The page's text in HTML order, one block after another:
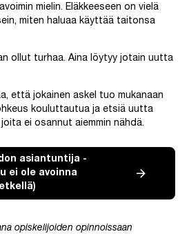
mielin. Eläkkeeseen on vielä
miten haluaa käyttää taitonsa
ollut turhaa. Aina löytyy jotain uutta
että jokainen askel tuo mukanaan
kouluttautua ja etsiä uutta
ei osannut aiemmin nähdä.
asiantuntija -
ei ole avoinna
opiskelijoiden opinnoissaan